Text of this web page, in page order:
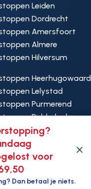
voor
M
Dan betaal je niets.
Leiden
Dordrecht
Amersfoort
Almere
Hilversum
Heerhugowaard
Lelystad
Purmerend
Ridderkerk
Rijswijk
Hoek van Holland